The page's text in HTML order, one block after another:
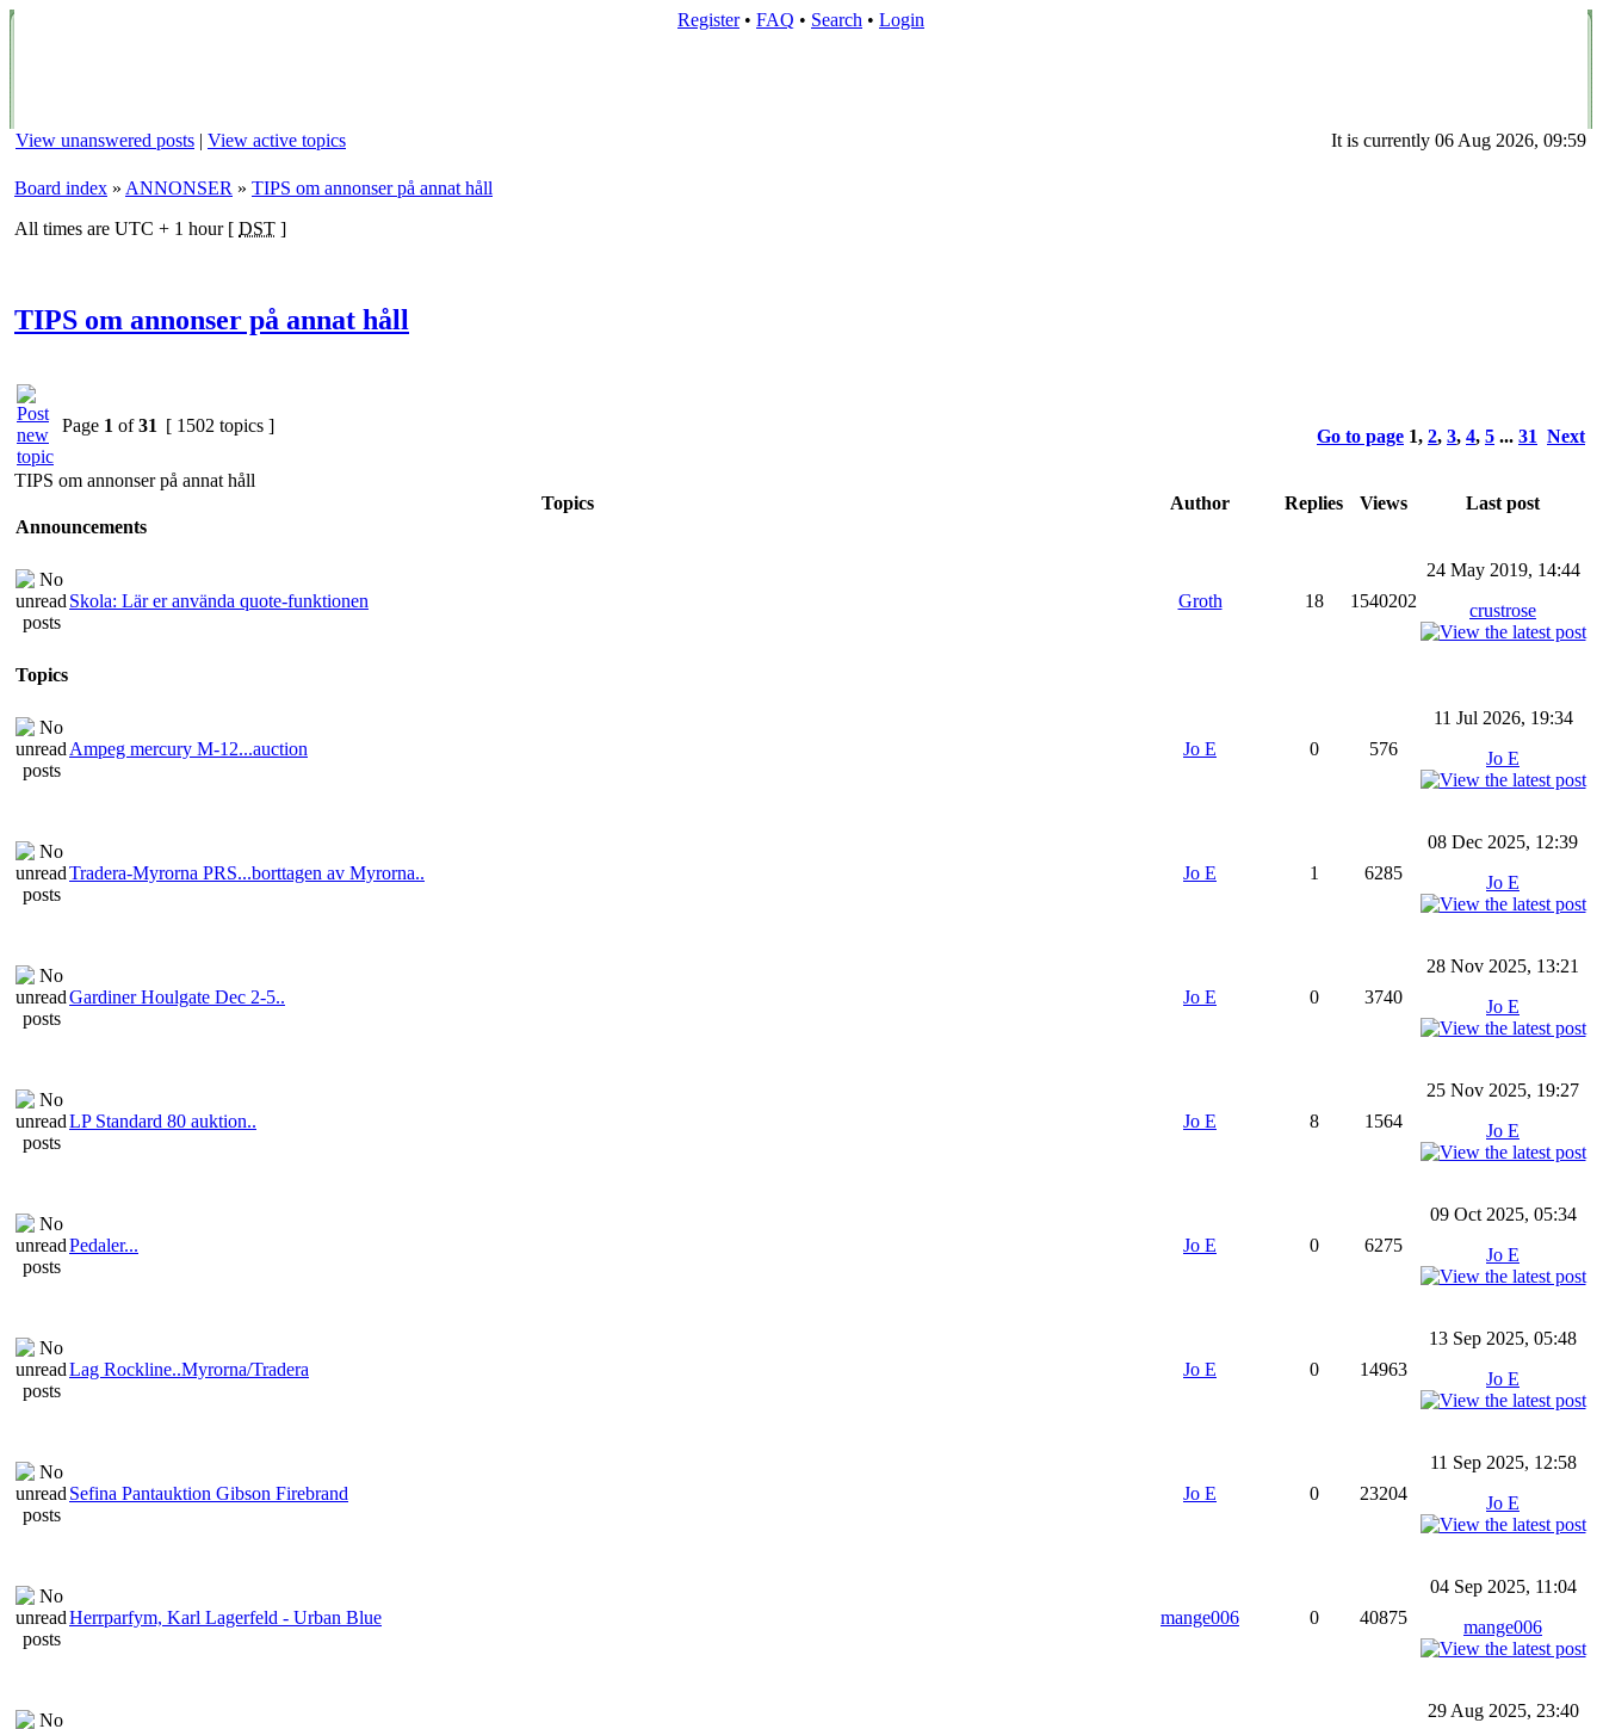
Register• FAQ • Search • Login
View unanswered posts | View active topics It is currently 06 Aug 2026, 09:59
Board index » ANNONSER » TIPS om annonser på annat håll
All times are UTC + 1 hour [ DST ]
TIPS om annonser på annat håll
Page 1 of31 [ 1502 topics ]
Go to page 1, 2, 3, 4, 5 ... 31 Next
TIPS om annonser på annat håll
Topics
Author Replies Views
Last post
Announcements
Skola: Lär er använda quote-funktionen Groth 18 1540202
24 May 2019, 14:44
crustrose
Topics
Ampeg mercury M-12...auction Jo E 0 576
11 Jul 2026, 19:34
Jo E
Tradera-Myrorna PRS...borttagen av Myrorna.. Jo E 1 6285
08 Dec 2025, 12:39
Jo E
Gardiner Houlgate Dec 2-5.. Jo E 0 3740
28 Nov 2025, 13:21
Jo E
LP Standard 80 auktion.. Jo E 8 1564
25 Nov 2025, 19:27
Jo E
Pedaler... Jo E 0 6275
09 Oct 2025, 05:34
Jo E
Lag Rockline..Myrorna/Tradera Jo E 0 14963
13 Sep 2025, 05:48
Jo E
Sefina Pantauktion Gibson Firebrand Jo E 0 23204
11 Sep 2025, 12:58
Jo E
Herrparfym, Karl Lagerfeld - Urban Blue mange006 0 40875
04 Sep 2025, 11:04
mange006
29 Aug 2025, 23:40